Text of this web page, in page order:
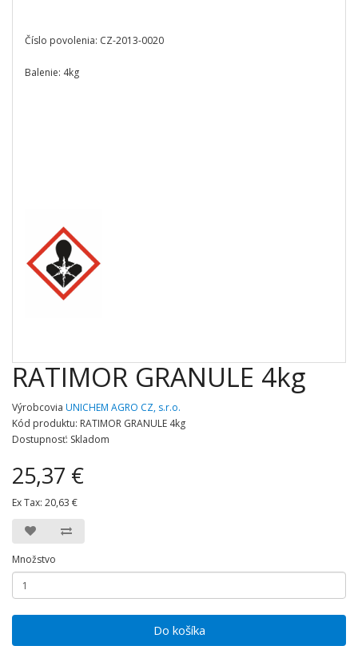
Číslo povolenia: CZ-2013-0020
Balenie: 4kg
RATIMOR GRANULE 4kg
Výrobcovia UNICHEM AGRO CZ, s.r.o.
Kód produktu: RATIMOR GRANULE 4kg
Dostupnosť: Skladom
25,37 €
Ex Tax: 20,63 €
Množstvo
Do košíka